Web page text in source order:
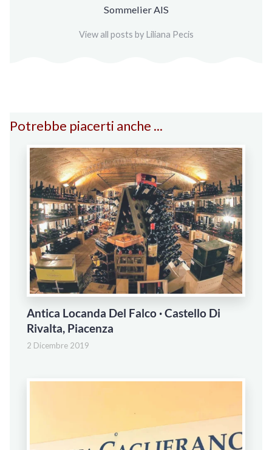
Sommelier AIS
View all posts by Liliana Pecis
Potrebbe piacerti anche ...
Antica Locanda Del Falco · Castello Di
Rivalta, Piacenza
2 Dicembre 2019